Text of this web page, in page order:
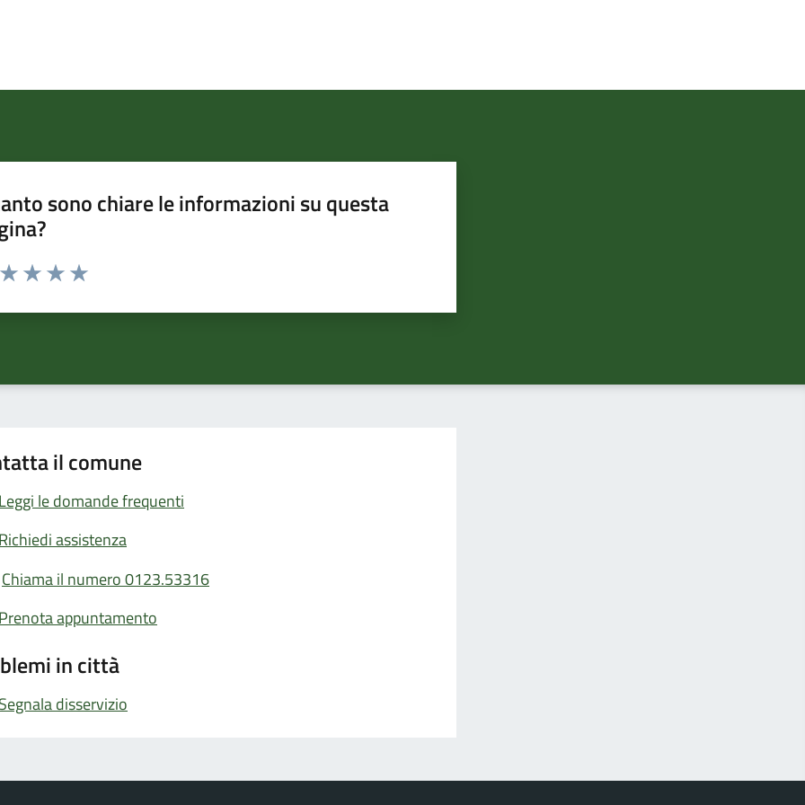
sono chiare le informazioni su questa
da 1 a 5 stelle la pagina
il comune
Leggi le domande frequenti
Richiedi assistenza
Chiama il numero 0123.53316
Prenota appuntamento
in città
Segnala disservizio